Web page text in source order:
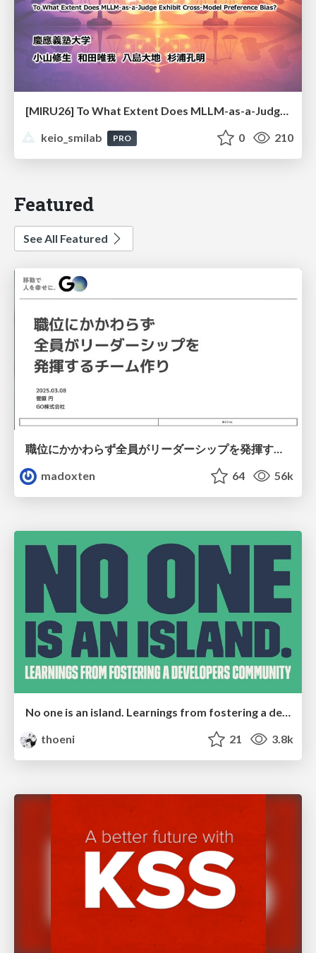
[MIRU26] To What Extent Does MLLM-as-a-Judge Exhibit Cross-Model Preference Bias?
keio_smilab
PRO 0 210
Featured
See All Featured
職位にかかわらず全員がリーダーシップを発揮するチーム作り / Building a team where everyone can demonstrate leadership regardless of position
madoxten
64 56k
No one is an island. Learnings from fostering a developers community.
thoeni
21 3.8k